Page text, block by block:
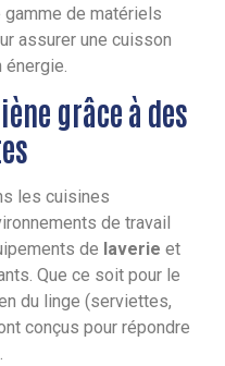
gamme de matériels
assurer une cuisson
énergie.
grâce à des
les cuisines
de travail
de laverie et
Que ce soit pour le
du linge (serviettes,
conçus pour répondre